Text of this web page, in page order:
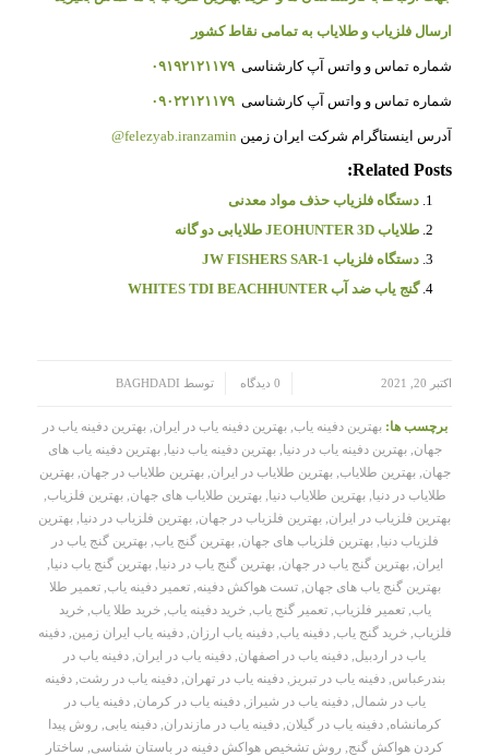
ارسال فلزیاب و طلایاب به تمامی نقاط کشور
شماره تماس و واتس آپ کارشناسی ۰۹۱۹۲۱۲۱۱۷۹
شماره تماس و واتس آپ کارشناسی ۰۹۰۲۲۱۲۱۱۷۹
آدرس اینستاگرام شرکت ایران زمین felezyab.iranzamin@
Related Posts:
دستگاه فلزیاب حذف مواد معدنی
طلایاب JEOHUNTER 3D طلایابی دو گانه
دستگاه فلزیاب JW FISHERS SAR-1
گنج یاب ضد آب WHITES TDI BEACHHUNTER
اکتبر 20, 2021 0 دیدگاه توسط BAGHDADI
برچسب ها: بهترین دفینه یاب,بهترین دفینه یاب در ایران,بهترین دفینه یاب در
جهان,بهترین دفینه یاب در دنیا,بهترین دفینه یاب دنیا,بهترین دفینه یاب های
جهان,بهترین طلایاب,بهترین طلایاب در ایران,بهترین طلایاب در جهان,بهترین
طلایاب در دنیا,بهترین طلایاب دنیا,بهترین طلایاب های جهان,بهترین فلزیاب,
بهترین فلزیاب در ایران, بهترین فلزیاب در جهان, بهترین فلزیاب در دنیا, بهترین
فلزیاب دنیا,بهترین فلزیاب های جهان,بهترین گنج یاب,بهترین گنج یاب در
ایران,بهترین گنج یاب در جهان,بهترین گنج یاب در دنیا,بهترین گنج یاب دنیا,
بهترین گنج یاب های جهان,تست هواکش دفینه,تعمیر دفینه یاب,تعمیر طلا
یاب,تعمیر فلزیاب,تعمیر گنج یاب,خرید دفینه یاب,خرید طلا یاب,خرید
فلزیاب,خرید گنج یاب,دفینه یاب,دفینه یاب ارزان,دفینه یاب ایران زمین,دفینه
یاب در اردبیل, دفینه یاب در اصفهان, دفینه یاب در ایران, دفینه یاب در
بندرعباس,دفینه یاب در تبریز ,دفینه یاب در تهران,دفینه یاب در رشت,دفینه
یاب در شمال,دفینه یاب در شیراز ,دفینه یاب در کرمان,دفینه یاب در
کرمانشاه, دفینه یاب در گیلان, دفینه یاب در مازندران, دفینه یابی, روش پیدا
کردن هواکش گنج, روش تشخیص هواکش دفینه در باستان شناسی, ساختار